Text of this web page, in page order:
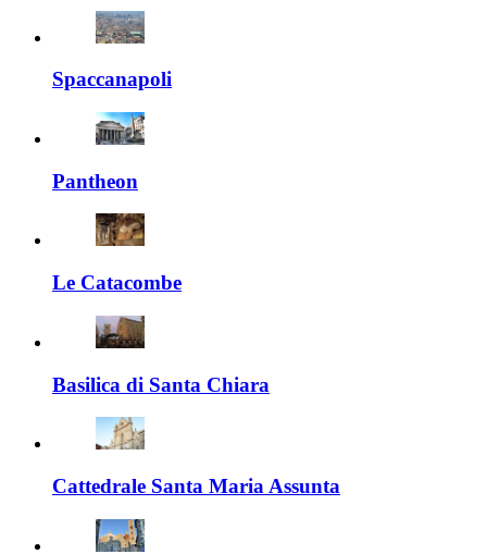
Spaccanapoli
Pantheon
Le Catacombe
Basilica di Santa Chiara
Cattedrale Santa Maria Assunta